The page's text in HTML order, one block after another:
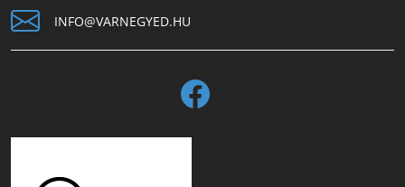
INFO@VARNEGYED.HU